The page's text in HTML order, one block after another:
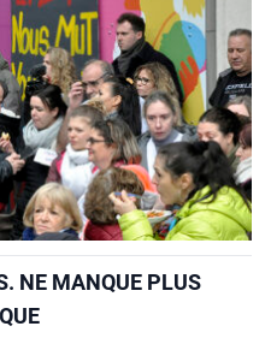
NE MANQUE PLUS